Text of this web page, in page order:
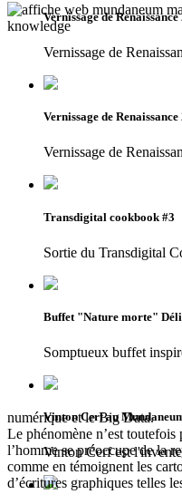
Vernissage de
Vernissage de
Vernissage de
Vernissage de
Transdigital cookbook #3
Sortie du Transdigital
Buffet "Nature morte"
Somptueux buffet
Vinton Cerf au
Vinton Cerf est
numérique et le Big Data.
Le phénomène n’est
l’homme se préoccupe de la
comme en témoignent les
d’écritures graphiques telles